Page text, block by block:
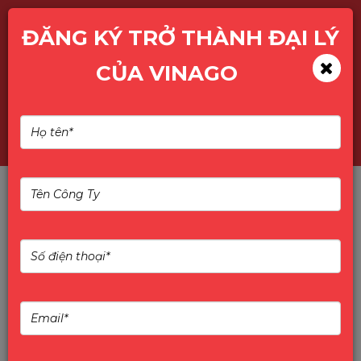
Điều khoản giao dịch
III. ĐIỀU KHOẢN GIAO DỊCH CHUNG
1. Chính sách đổi trả, hoàn tiền
Quý khách có thể thực hiện bảo hành khi sử
ĐĂNG KÝ TRỞ THÀNH ĐẠI LÝ
CỦA VINAGO